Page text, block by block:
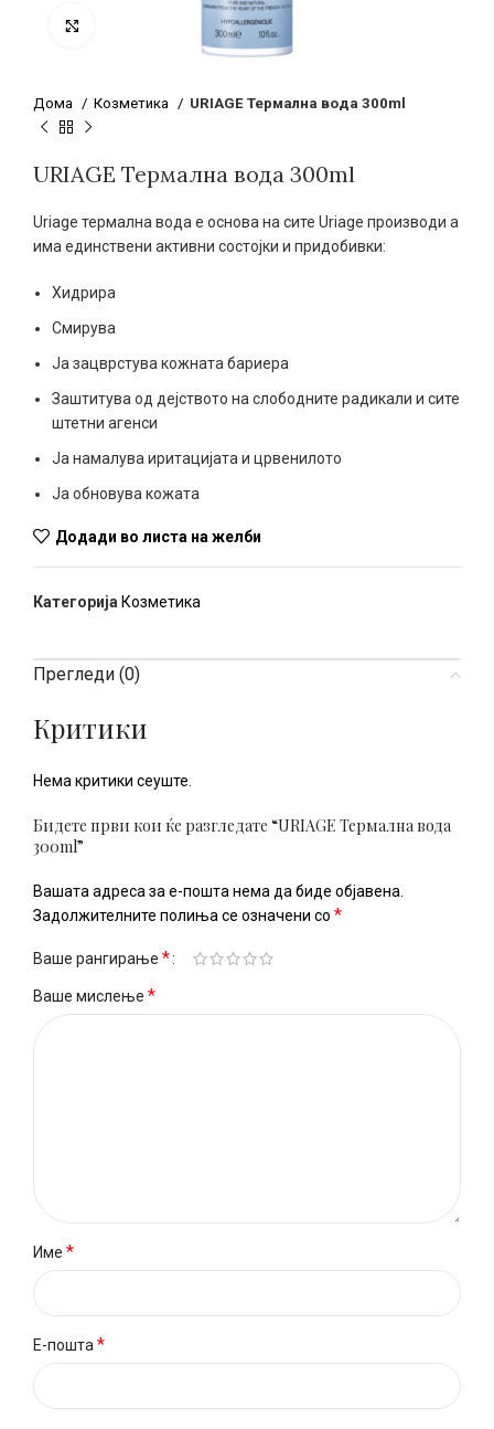
Дома Козметика URIAGE Термална вода 300ml
URIAGE Термална вода 300ml
Uriage термална вода е основа на сите Uriage производи а
има единствени активни состојки и придобивки:
Хидрира
Смирува
Ја зацврстува кожната бариера
Заштитува од дејството на слободните радикали и сите
штетни агенси
Ја намалува иритацијата и црвенилото
Ја обновува кожата
Додади во листа на желби
Категорија Козметика
Прегледи (0)
Критики
Нема критики сеуште.
Бидете први кои ќе разгледате “URIAGE Термална вода
300ml”
Вашата адреса за е-пошта нема да биде објавена.
Задолжителните полиња се означени со *
Ваше рангирање *
Ваше мислење *
Име *
Е-пошта *